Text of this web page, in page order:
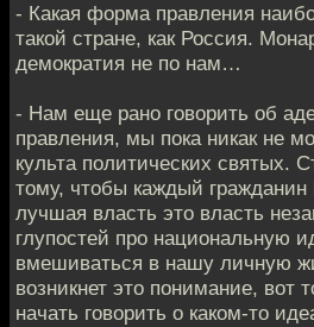
- Какая форма правления
такой стране, как Россия.
демократия не по нам…
- Нам еще рано говорить об
правления, мы пока никак не
культа политических святых.
тому, чтобы каждый
лучшая власть это власть
глупостей про национальную
вмешиваться в нашу личную
возникнет это понимание, вот
начать говорить о каком-то